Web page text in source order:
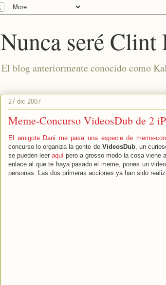
Nunca seré Clint
El blog anteriormente conocido como
27 dic 2007
Meme-Concurso VideosDub de 2
El amigote Dani me pasa una especie de meme-
concurso lo organiza la gente de VideosDub, un
se pueden leer aquí pero a grosso modo la cosa viene
enlace al que te haya pasado el meme, pones un
personas. Las dos primeras acciones ya han sido